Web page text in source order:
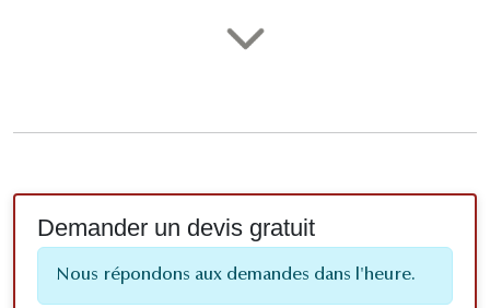
Demander un devis gratuit
Nous répondons aux demandes dans l'heure.